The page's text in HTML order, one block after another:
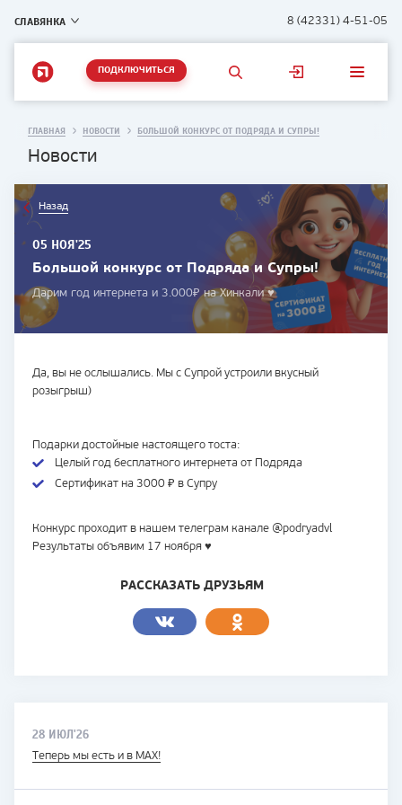
СЛАВЯНКА 8 (42331) 4-51-05
ПОДКЛЮЧИТЬСЯ
ГЛАВНАЯ НОВОСТИ БОЛЬШОЙ КОНКУРС ОТ ПОДРЯДА И СУПРЫ!
Новости
Назад
05 НОЯ'25
Большой конкурс от Подряда и Супры!
Дарим год интернета и 3.000₽ на Хинкали ♥
Да, вы не ослышались. Мы с Супрой устроили вкусный
розыгрыш)
Подарки достойные настоящего тостa:
Целый год бесплатного интернета от Подряда
Сертификат на 3000 ₽ в Супру
Конкурс проходит в нашем телеграм канале @podryadvl
Результаты объявим 17 ноября ♥
РАССКАЗАТЬ ДРУЗЬЯМ
28 ИЮЛ'26
Теперь мы есть и в MAX!